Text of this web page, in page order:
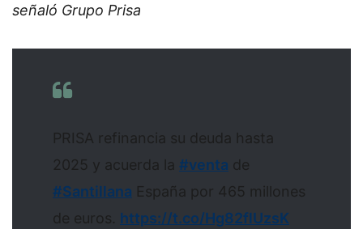
señaló Grupo Prisa
PRISA refinancia su deuda hasta
2025 y acuerda la #venta de
#Santillana España por 465 millones
de euros. https://t.co/Hg82flUzsK